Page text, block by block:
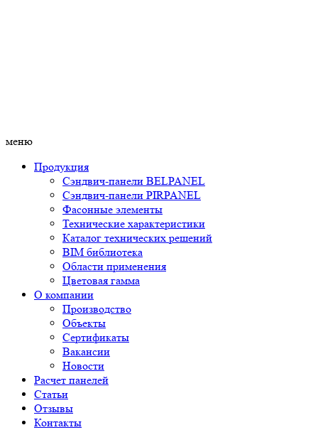
меню
Продукция
Сэндвич-панели BELPANEL
Сэндвич-панели PIRPANEL
Фасонные элементы
Технические характеристики
Каталог технических решений
BIM библиотека
Области применения
Цветовая гамма
О компании
Производство
Объекты
Сертификаты
Вакансии
Новости
Расчет панелей
Статьи
Отзывы
Контакты